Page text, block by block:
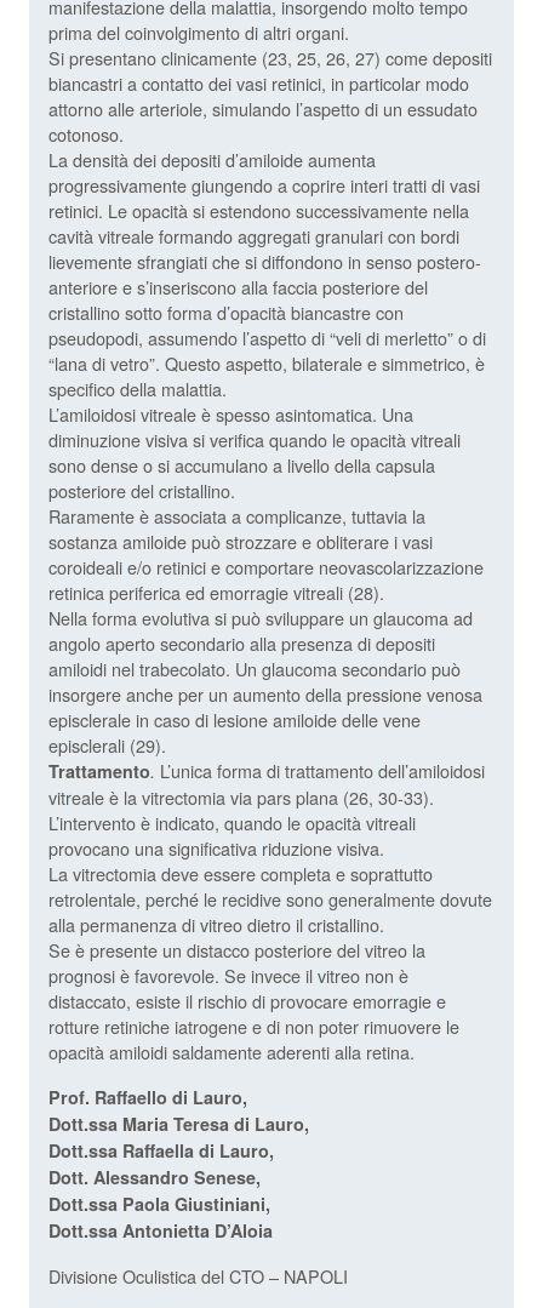
manifestazione della malattia, insorgendo molto tempo
prima del coinvolgimento di altri organi.
Si presentano clinicamente (23, 25, 26, 27) come depositi
biancastri a contatto dei vasi retinici, in particolar modo
attorno alle arteriole, simulando l’aspetto di un essudato
cotonoso.
La densità dei depositi d’amiloide aumenta
progressivamente giungendo a coprire interi tratti di vasi
retinici. Le opacità si estendono successivamente nella
cavità vitreale formando aggregati granulari con bordi
lievemente sfrangiati che si diffondono in senso postero-
anteriore e s’inseriscono alla faccia posteriore del
cristallino sotto forma d’opacità biancastre con
pseudopodi, assumendo l’aspetto di “veli di merletto” o di
“lana di vetro”. Questo aspetto, bilaterale e simmetrico, è
specifico della malattia.
L’amiloidosi vitreale è spesso asintomatica. Una
diminuzione visiva si verifica quando le opacità vitreali
sono dense o si accumulano a livello della capsula
posteriore del cristallino.
Raramente è associata a complicanze, tuttavia la
sostanza amiloide può strozzare e obliterare i vasi
coroideali e/o retinici e comportare neovascolarizzazione
retinica periferica ed emorragie vitreali (28).
Nella forma evolutiva si può sviluppare un glaucoma ad
angolo aperto secondario alla presenza di depositi
amiloidi nel trabecolato. Un glaucoma secondario può
insorgere anche per un aumento della pressione venosa
episclerale in caso di lesione amiloide delle vene
episclerali (29).
Trattamento. L’unica forma di trattamento dell’amiloidosi
vitreale è la vitrectomia via pars plana (26, 30-33).
L’intervento è indicato, quando le opacità vitreali
provocano una significativa riduzione visiva.
La vitrectomia deve essere completa e soprattutto
retrolentale, perché le recidive sono generalmente dovute
alla permanenza di vitreo dietro il cristallino.
Se è presente un distacco posteriore del vitreo la
prognosi è favorevole. Se invece il vitreo non è
distaccato, esiste il rischio di provocare emorragie e
rotture retiniche iatrogene e di non poter rimuovere le
opacità amiloidi saldamente aderenti alla retina.
Prof. Raffaello di Lauro,
Dott.ssa Maria Teresa di Lauro,
Dott.ssa Raffaella di Lauro,
Dott. Alessandro Senese,
Dott.ssa Paola Giustiniani,
Dott.ssa Antonietta D’Aloia
Divisione Oculistica del CTO – NAPOLI